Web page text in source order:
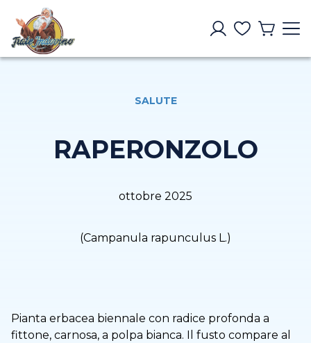
SALUTE
RAPERONZOLO
ottobre 2025
(Campanula rapunculus L.)
Pianta erbacea biennale con radice profonda a
fittone, carnosa, a polpa bianca. Il fusto compare al